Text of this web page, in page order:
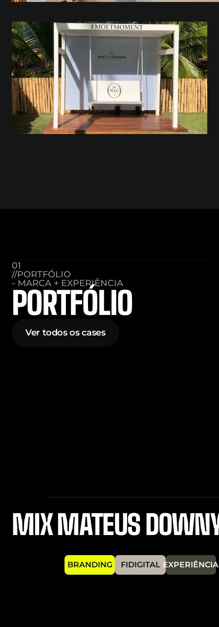
HOME
SOBRE A DVGT
PORTFÓLIO
CONTATO
BLOG
01
//PORTFÓLIO
- MARCA + EXPERIÊNCIA
PORTFÓLIO
Ver todos os cases
BRANDING FIDIGITAL EXPERIÊNCIA
MIX MATEUS